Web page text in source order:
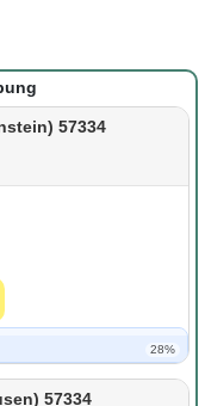
57334
28%
57334